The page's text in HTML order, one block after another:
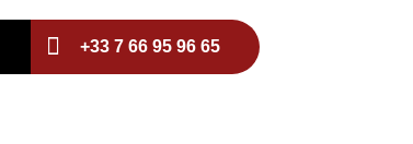
+33 7 66 95 96 65